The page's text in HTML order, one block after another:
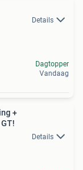
Details
Dagtopper
Vandaag
+
Details